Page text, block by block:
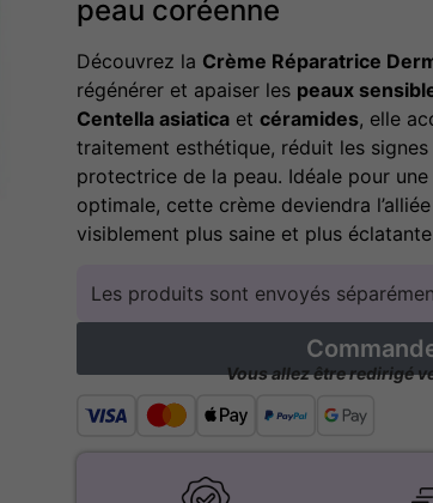
peau coréenne
Découvrez la Crème Réparatrice
régénérer et apaiser les peaux
Centella asiatica et céramides, elle
traitement esthétique, réduit les
protectrice de la peau. Idéale pour une
optimale, cette crème deviendra
visiblement plus saine et plus
Les produits sont envoyés
Vous allez être redirigé